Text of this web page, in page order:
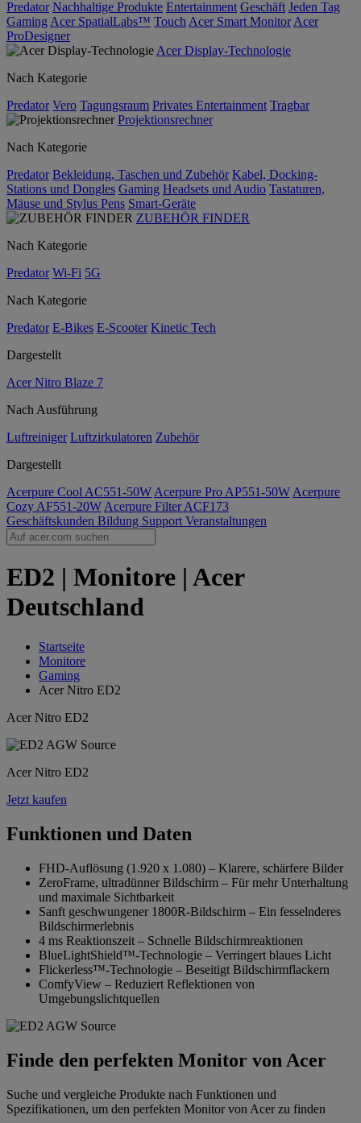
Predator Nachhaltige Produkte Entertainment Geschäft Jeden Tag
Gaming Acer SpatialLabs™ Touch Acer Smart Monitor Acer
ProDesigner
Acer Display-Technologie
Nach Kategorie
Predator Vero Tagungsraum Privates Entertainment Tragbar
Projektionsrechner
Nach Kategorie
Predator Bekleidung, Taschen und Zubehör Kabel, Docking-
Stations und Dongles Gaming Headsets und Audio Tastaturen,
Mäuse und Stylus Pens Smart-Geräte
ZUBEHÖR FINDER
Nach Kategorie
Predator Wi-Fi 5G
Nach Kategorie
Predator E-Bikes E-Scooter Kinetic Tech
Dargestellt
Acer Nitro Blaze 7
Nach Ausführung
Luftreiniger Luftzirkulatoren Zubehör
Dargestellt
Acerpure Cool AC551-50W Acerpure Pro AP551-50W Acerpure
Cozy AF551-20W Acerpure Filter ACF173
Geschäftskunden Bildung Support Veranstaltungen
ED2 | Monitore | Acer
Deutschland
Startseite
Monitore
Gaming
Acer Nitro ED2
Acer Nitro ED2
Acer Nitro ED2
Jetzt kaufen
Funktionen und Daten
FHD-Auflösung (1.920 x 1.080) – Klarere, schärfere Bilder
ZeroFrame, ultradünner Bildschirm – Für mehr Unterhaltung
und maximale Sichtbarkeit
Sanft geschwungener 1800R-Bildschirm – Ein fesselnderes
Bildschirmerlebnis
4 ms Reaktionszeit – Schnelle Bildschirmreaktionen
BlueLightShield™-Technologie – Verringert blaues Licht
Flickerless™-Technologie – Beseitigt Bildschirmflackern
ComfyView – Reduziert Reflektionen von
Umgebungslichtquellen
Finde den perfekten Monitor von Acer
Suche und vergleiche Produkte nach Funktionen und
Spezifikationen, um den perfekten Monitor von Acer zu finden